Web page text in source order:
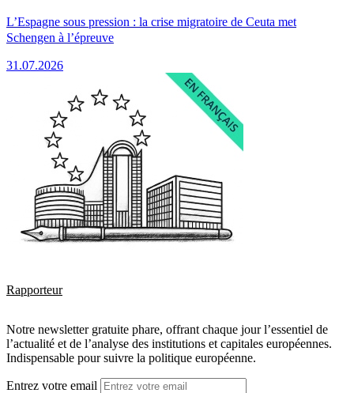
L’Espagne sous pression : la crise migratoire de Ceuta met
Schengen à l’épreuve
31.07.2026
Rapporteur
Notre newsletter gratuite phare, offrant chaque jour l’essentiel de
l’actualité et de l’analyse des institutions et capitales européennes.
Indispensable pour suivre la politique européenne.
Entrez votre email